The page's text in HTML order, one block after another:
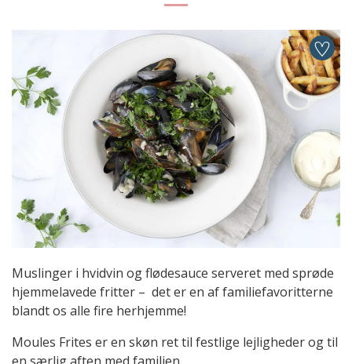
Muslinger i hvidvin og flødesauce serveret med sprøde
hjemmelavede fritter – det er en af familiefavoritterne
blandt os alle fire herhjemme!
Moules Frites er en skøn ret til festlige lejligheder og til